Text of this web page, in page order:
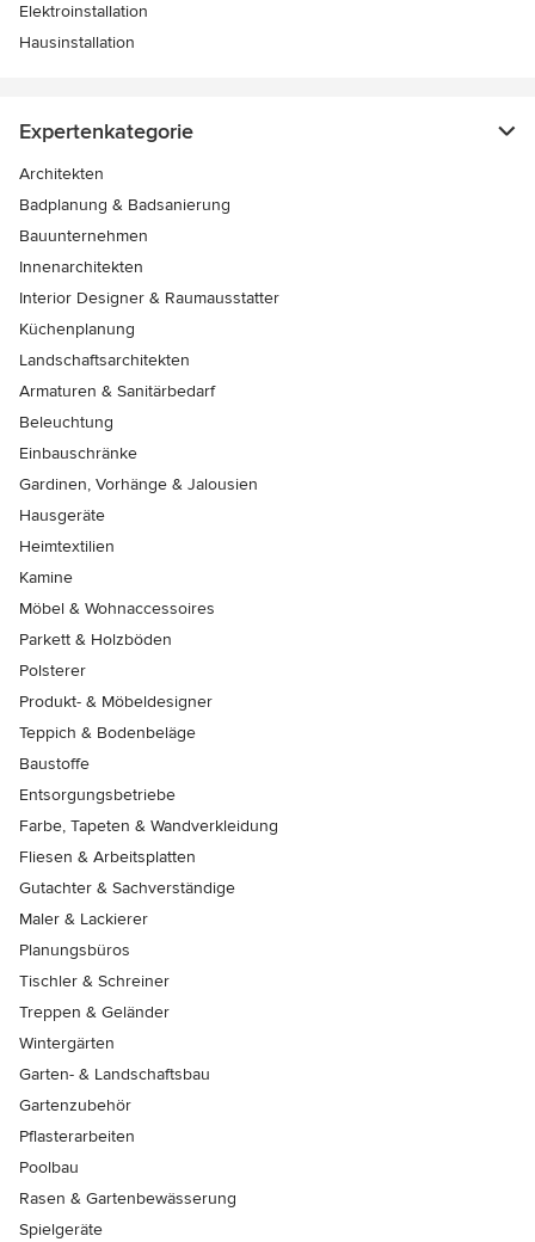
Elektroinstallation
Hausinstallation
Expertenkategorie
Architekten
Badplanung & Badsanierung
Bauunternehmen
Innenarchitekten
Interior Designer & Raumausstatter
Küchenplanung
Landschaftsarchitekten
Armaturen & Sanitärbedarf
Beleuchtung
Einbauschränke
Gardinen, Vorhänge & Jalousien
Hausgeräte
Heimtextilien
Kamine
Möbel & Wohnaccessoires
Parkett & Holzböden
Polsterer
Produkt- & Möbeldesigner
Teppich & Bodenbeläge
Baustoffe
Entsorgungsbetriebe
Farbe, Tapeten & Wandverkleidung
Fliesen & Arbeitsplatten
Gutachter & Sachverständige
Maler & Lackierer
Planungsbüros
Tischler & Schreiner
Treppen & Geländer
Wintergärten
Garten- & Landschaftsbau
Gartenzubehör
Pflasterarbeiten
Poolbau
Rasen & Gartenbewässerung
Spielgeräte